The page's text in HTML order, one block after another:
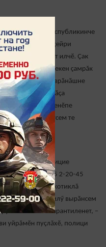
Тутар Республикинче
Пӗтӗм Раҫҫейри
тапхӑрӗ старт илчӗ. Çак
тӗллевӗ – çитӗнекен çамрăк
саккунсӑр ҫаврӑнӑшне
общественнӑҫа
наркомани енӗпе
специалистсем те
хушшинче полицие
– 102) е 8 84375 2-20-45
наркотиклă
тата суту-илӳ вырӑнсем
анонимлӑхӗ гарантиленет, –
уйрăмӗн пуçлăхӗ, полици